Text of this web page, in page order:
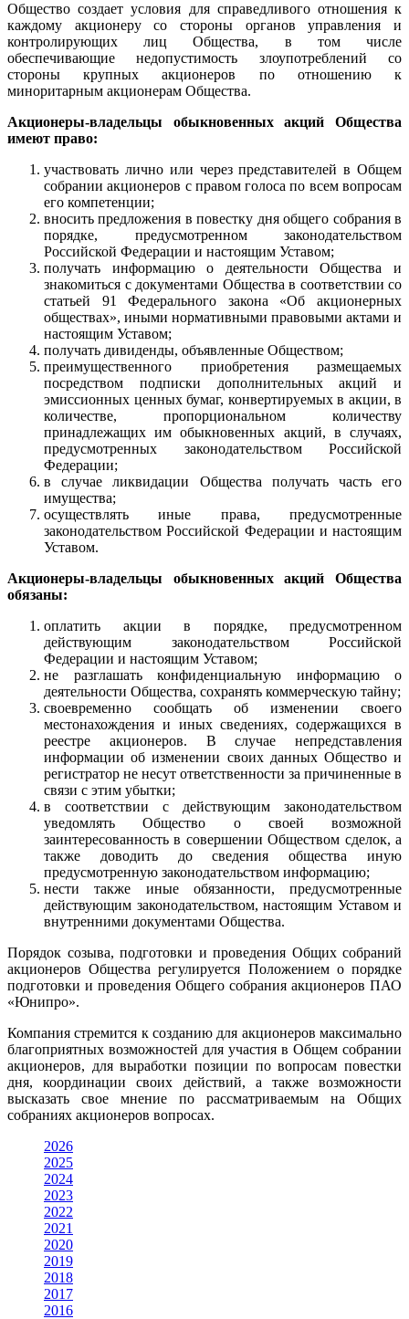
Общество создает условия для справедливого отношения к
каждому акционеру со стороны органов управления и
контролирующих лиц Общества, в том числе
обеспечивающие недопустимость злоупотреблений со
стороны крупных акционеров по отношению к
миноритарным акционерам Общества.
Акционеры-владельцы обыкновенных акций Общества
имеют право:
участвовать лично или через представителей в Общем
собрании акционеров с правом голоса по всем вопросам
его компетенции;
вносить предложения в повестку дня общего собрания в
порядке, предусмотренном законодательством
Российской Федерации и настоящим Уставом;
получать информацию о деятельности Общества и
знакомиться с документами Общества в соответствии со
статьей 91 Федерального закона «Об акционерных
обществах», иными нормативными правовыми актами и
настоящим Уставом;
получать дивиденды, объявленные Обществом;
преимущественного приобретения размещаемых
посредством подписки дополнительных акций и
эмиссионных ценных бумаг, конвертируемых в акции, в
количестве, пропорциональном количеству
принадлежащих им обыкновенных акций, в случаях,
предусмотренных законодательством Российской
Федерации;
в случае ликвидации Общества получать часть его
имущества;
осуществлять иные права, предусмотренные
законодательством Российской Федерации и настоящим
Уставом.
Акционеры-владельцы обыкновенных акций Общества
обязаны:
оплатить акции в порядке, предусмотренном
действующим законодательством Российской
Федерации и настоящим Уставом;
не разглашать конфиденциальную информацию о
деятельности Общества, сохранять коммерческую тайну;
своевременно сообщать об изменении своего
местонахождения и иных сведениях, содержащихся в
реестре акционеров. В случае непредставления
информации об изменении своих данных Общество и
регистратор не несут ответственности за причиненные в
связи с этим убытки;
в соответствии с действующим законодательством
уведомлять Общество о своей возможной
заинтересованность в совершении Обществом сделок, а
также доводить до сведения общества иную
предусмотренную законодательством информацию;
нести также иные обязанности, предусмотренные
действующим законодательством, настоящим Уставом и
внутренними документами Общества.
Порядок созыва, подготовки и проведения Общих собраний
акционеров Общества регулируется Положением о порядке
подготовки и проведения Общего собрания акционеров ПАО
«Юнипро».
Компания стремится к созданию для акционеров максимально
благоприятных возможностей для участия в Общем собрании
акционеров, для выработки позиции по вопросам повестки
дня, координации своих действий, а также возможности
высказать свое мнение по рассматриваемым на Общих
собраниях акционеров вопросах.
2026
2025
2024
2023
2022
2021
2020
2019
2018
2017
2016